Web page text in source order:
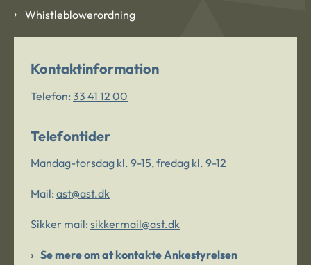
Whistleblowerordning
Kontaktinformation
Telefon: 33 41 12 00
Telefontider
Mandag-torsdag kl. 9-15, fredag kl. 9-12
Mail: ast@ast.dk
Sikker mail: sikkermail@ast.dk
Se mere om at kontakte Ankestyrelsen